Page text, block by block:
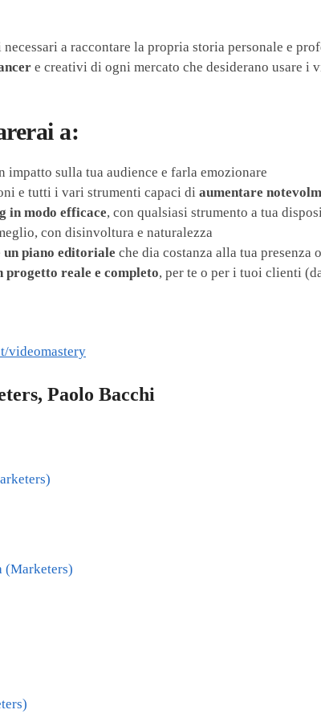
a raccontare la propria storia personale e
e creativi di ogni mercato che desiderano usare
a:
impatto sulla tua audience e farla emozionare
e tutti i vari strumenti capaci diaumentare
in modo efficace, con qualsiasi strumento a tua
con disinvoltura e naturalezza
un piano editoriale che dia costanza alla tua presenza
reale e completo, per te o per i tuoi clienti
videomastery
Paolo Bacchi
(Marketers)